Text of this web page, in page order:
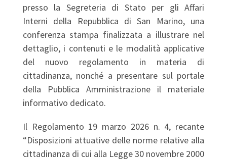
presso la Segreteria di Stato per gli Affari
Interni della Repubblica di San Marino, una
conferenza stampa finalizzata a illustrare nel
dettaglio, i contenuti e le modalità applicative
del nuovo regolamento in materia di
cittadinanza, nonché a presentare sul portale
della Pubblica Amministrazione il materiale
informativo dedicato.
Il Regolamento 19 marzo 2026 n. 4, recante
“Disposizioni attuative delle norme relative alla
cittadinanza di cui alla Legge 30 novembre 2000